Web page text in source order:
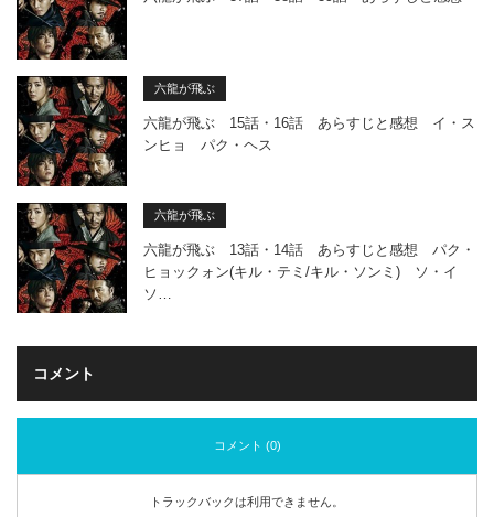
六龍が飛ぶ
六龍が飛ぶ 15話・16話 あらすじと感想 イ・ス
ンヒョ パク・ヘス
六龍が飛ぶ
六龍が飛ぶ 13話・14話 あらすじと感想 パク・
ヒョックォン(キル・テミ/キル・ソンミ) ソ・イ
ソ…
コメント
コメント (0)
トラックバックは利用できません。